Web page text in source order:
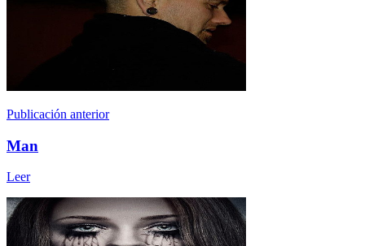
Publicación anterior
Man
Leer